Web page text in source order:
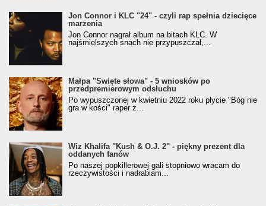
Jon Connor i KLC "24" - czyli rap spełnia dziecięce
marzenia
Jon Connor nagrał album na bitach KLC. W
najśmielszych snach nie przypuszczał,...
Małpa "Święte słowa" - 5 wniosków po
przedpremierowym odsłuchu
Po wypuszczonej w kwietniu 2022 roku płycie "Bóg nie
gra w kości" raper z...
Wiz Khalifa "Kush & O.J. 2" - piękny prezent dla
oddanych fanów
Po naszej popkillerowej gali stopniowo wracam do
rzeczywistości i nadrabiam...